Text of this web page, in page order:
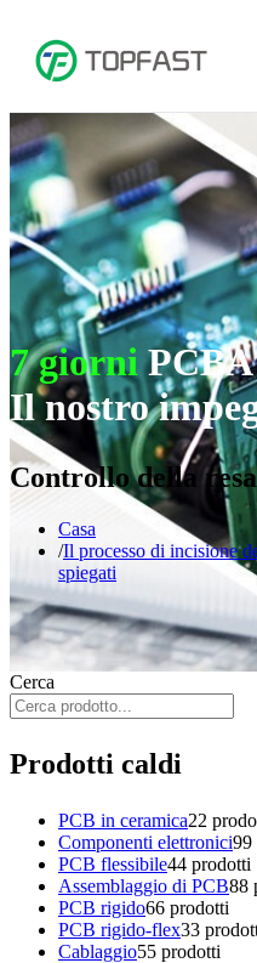
7 giorni
Il nostro
Controllo della
Casa
Il processo di incisione
spiegati
Cerca
Prodotti caldi
PCB in ceramica22
Componenti elettronici99
PCB flessibile44 prodotti
Assemblaggio di PCB88
PCB rigido66 prodotti
PCB rigido-flex33
Cablaggio55 prodotti